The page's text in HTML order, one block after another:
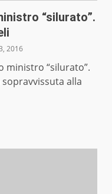
“silurato”.
2016
ministro “silurato”.
sopravvissuta alla